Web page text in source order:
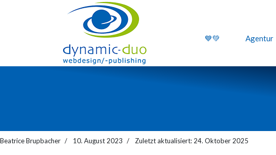
💙💚 Agentur
Beatrice Brupbacher 10. August 2023 Zuletzt aktualisiert: 24. Oktober 2025